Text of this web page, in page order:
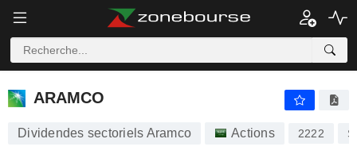
ARAMCO
ARAMCO
Dividendes sectoriels Aramco Actions 2222